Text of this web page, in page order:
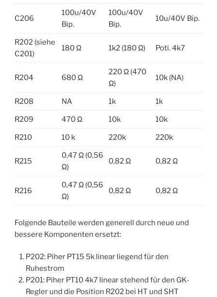
C206
100u/40V
Bip.
100u/40V
Bip.
10u/40V Bip.
R202 (siehe
C201)
180 Ω 1k2 (180 Ω) Poti. 4k7
R204 680 Ω
220 Ω (470
Ω)
10k (NA)
R208 NA 1k 1k
R209 470 Ω 10k 10k
R210 10 k 220k 220k
R215
0,47 Ω (0,56
Ω)
0,82 Ω 0,82 Ω
R216
0,47 Ω (0,56
Ω)
0,82 Ω 0,82 Ω
Folgende Bauteile werden generell durch neue und
bessere Komponenten ersetzt:
P202: Piher PT15 5k linear liegend für den
Ruhestrom
P201: Piher PT10 4k7 linear stehend für den GK-
Regler und die Position R202 bei HT und SHT